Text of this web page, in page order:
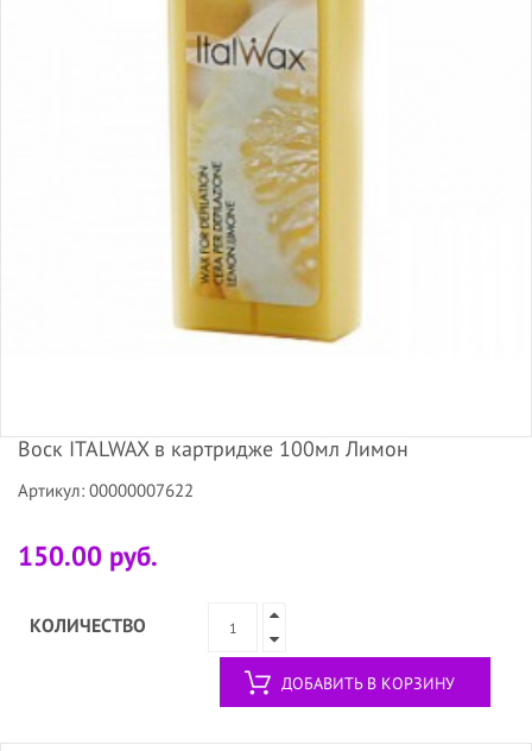
Воск ITALWAX в картридже 100мл Лимон
Артикул: 00000007622
150.00 руб.
КОЛИЧЕСТВО
ДОБАВИТЬ В КОРЗИНУ